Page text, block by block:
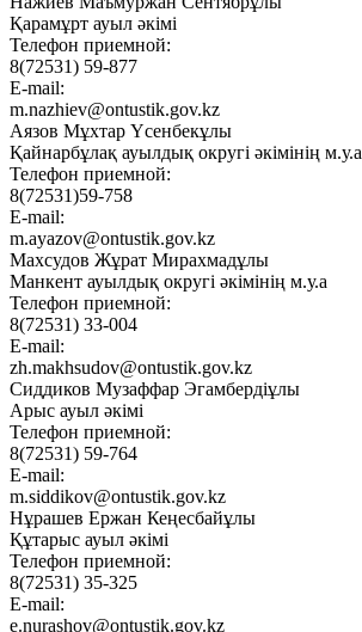
Қарамұрт ауыл әкімі
Телефон приемной:
8(72531) 59-877
E-mail:
m.nazhiev@ontustik.gov.kz
Аязов Мұхтар Үсенбекұлы
Қайнарбұлақ ауылдық округі әкімінің м.у.а
Телефон приемной:
8(72531)59-758
E-mail:
m.ayazov@ontustik.gov.kz
Махсудов Жұрат Мирахмадұлы
Манкент ауылдық округі әкімінің м.у.а
Телефон приемной:
8(72531) 33-004
E-mail:
zh.makhsudov@ontustik.gov.kz
Сиддиков Музаффар Эгамбердіұлы
Арыс ауыл әкімі
Телефон приемной:
8(72531) 59-764
E-mail:
m.siddikov@ontustik.gov.kz
Нұрашев Ержан Кеңесбайұлы
Құтарыс ауыл әкімі
Телефон приемной:
8(72531) 35-325
E-mail:
e.nurashov@ontustik.gov.kz